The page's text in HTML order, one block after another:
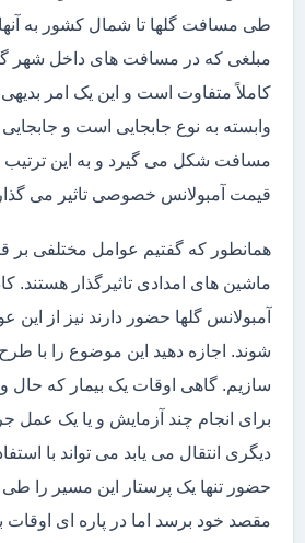
طی مسافت گلها تا شمال کشور به آنها
مبلغی که در مسافت های داخل شهر
کاملاً متفاوت است و این یک امر
وابسته به نوع جابجایی است و
مسافت شکل می گیرد و به این
قیمت آمبولانس خصوصی تاثیر می
همانطور که گفتیم عوامل مختلفی بر
ماشین های امدادی تاثیرگذار هستند.
آمبولانس گلها حضور دارند نیز از
شوند. اجازه دهید این موضوع را با
سازیم. گاهی اوقات یک بیمار که حال
برای انجام چند آزمایش و یا یک عمل
دیگری انتقال می یابد می تواند با
حضور تنها یک پرستار این مسیر را
مقصد خود برسد اما در پاره ای اوقات